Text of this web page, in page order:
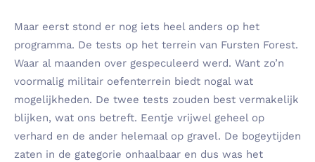
Maar eerst stond er nog iets heel anders op het
programma. De tests op het terrein van Fursten Forest.
Waar al maanden over gespeculeerd werd. Want zo’n
voormalig militair oefenterrein biedt nogal wat
mogelijkheden. De twee tests zouden best vermakelijk
blijken, wat ons betreft. Eentje vrijwel geheel op
verhard en de ander helemaal op gravel. De bogeytijden
zaten in de gategorie onhaalbaar en dus was het